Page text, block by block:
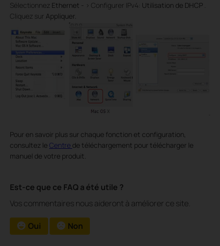
Sélectionnez Ethernet - > Configurer IPv4: Utilisation de DHCP .
Cliquez sur Appliquer.
Pour en savoir plus sur chaque fonction et configuration,
consultez le Centre de téléchargement pour télécharger le
manuel de votre produit.
Est-ce que ce FAQ a été utile ?
Vos commentaires nous aideront à améliorer ce site.
Oui Non